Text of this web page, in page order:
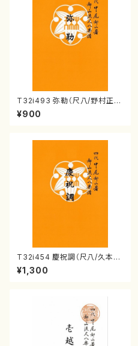
T32i493 弥勒（尺八/野村正
峰/楽譜）都山流公刊楽譜曲番:2
202
¥900
T32i454 慶祝調（尺八/久本玄
智/楽譜）都山流公刊楽譜曲番:2
161
¥1,300